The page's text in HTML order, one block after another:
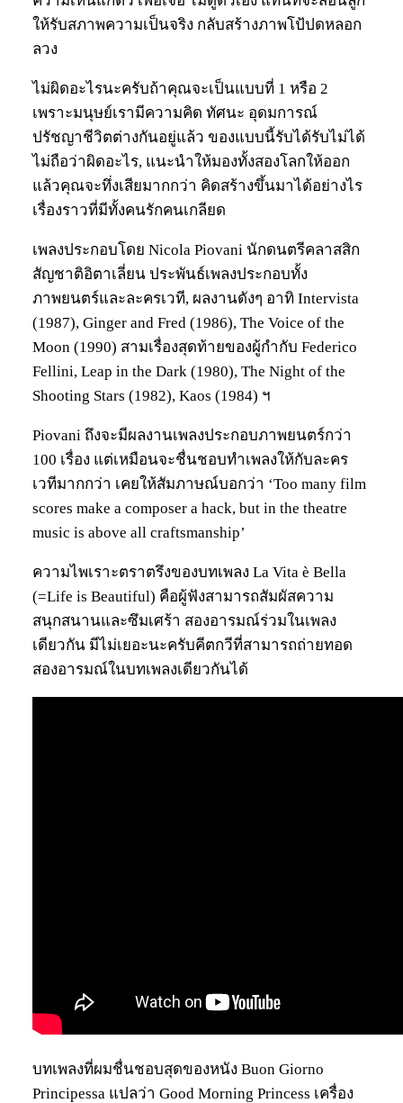
ให้รับสภาพความเป็นจริง กลับสร้างภาพโป้ปดหลอก
ลวง
ไม่ผิดอะไรนะครับถ้าคุณจะเป็นแบบที่ 1 หรือ 2
เพราะมนุษย์เรามีความคิด ทัศนะ อุดมการณ์
ปรัชญาชีวิตต่างกันอยู่แล้ว ของแบบนี้รับได้รับไม่ได้
ไม่ถือว่าผิดอะไร, แนะนำให้มองทั้งสองโลกให้ออก
แล้วคุณจะทึ่งเสียมากกว่า คิดสร้างขึ้นมาได้อย่างไร
เรื่องราวที่มีทั้งคนรักคนเกลียด
เพลงประกอบโดย Nicola Piovani นักดนตรีคลาสสิก
สัญชาติอิตาเลี่ยน ประพันธ์เพลงประกอบทั้ง
ภาพยนตร์และละครเวที, ผลงานดังๆ อาทิ Intervista
(1987), Ginger and Fred (1986), The Voice of the
Moon (1990) สามเรื่องสุดท้ายของผู้กำกับ Federico
Fellini, Leap in the Dark (1980), The Night of the
Shooting Stars (1982), Kaos (1984) ฯ
Piovani ถึงจะมีผลงานเพลงประกอบภาพยนตร์กว่า
100 เรื่อง แต่เหมือนจะชื่นชอบทำเพลงให้กับละคร
เวทีมากกว่า เคยให้สัมภาษณ์บอกว่า ‘Too many film
scores make a composer a hack, but in the theatre
music is above all craftsmanship’
ความไพเราะตราตรึงของบทเพลง La Vita è Bella
(=Life is Beautiful) คือผู้ฟังสามารถสัมผัสความ
สนุกสนานและซึมเศร้า สองอารมณ์ร่วมในเพลง
เดียวกัน มีไม่เยอะนะครับคีตกวีที่สามารถถ่ายทอด
สองอารมณ์ในบทเพลงเดียวกันได้
บทเพลงที่ผมชื่นชอบสุดของหนัง Buon Giorno
Principessa แปลว่า Good Morning Princess เครื่อง